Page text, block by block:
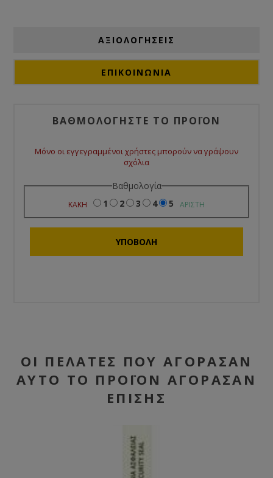
ΑΞΙΟΛΟΓΉΣΕΙΣ
ΕΠΙΚΟΙΝΩΝΙΑ
ΒΑΘΜΟΛΟΓΉΣΤΕ ΤΟ ΠΡΟΪΌΝ
Μόνο οι εγγεγραμμένοι χρήστες μπορούν να γράψουν
σχόλια
Βαθμολογία
ΚΑΚΉ 1 2 3 4 5 ΆΡΙΣΤΗ
ΟΙ ΠΕΛΆΤΕΣ ΠΟΥ ΑΓΌΡΑΣΑΝ
ΑΥΤΌ ΤΟ ΠΡΟΪΌΝ ΑΓΌΡΑΣΑΝ
ΕΠΊΣΗΣ